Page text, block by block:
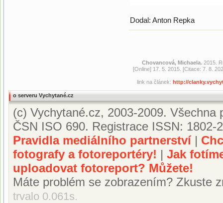
Dodal: Anton Repka
Chovancová, Michaela. 2015.
[Online] 17. 5. 2015. [Citace: 7. 8.
link na článek: http://
o serveru Vychytané.cz
(c) Vychytané.cz, 2003-2009.
ČSN ISO 690. Registrace ISSN: 1802-
Pravidla mediálního partnerství|
fotografy a fotoreportéry! | Jak
uploadovat fotoreport? Můžete!
Máte problém se zobrazením? Zkuste
trvalo 0.061s.